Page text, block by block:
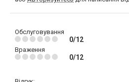
Обслуговування
0/12
Враження
0/12